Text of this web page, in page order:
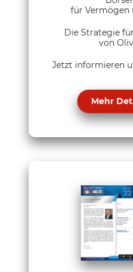
für Vermögen
Die Strategie
von
Jetzt informieren
Mehr